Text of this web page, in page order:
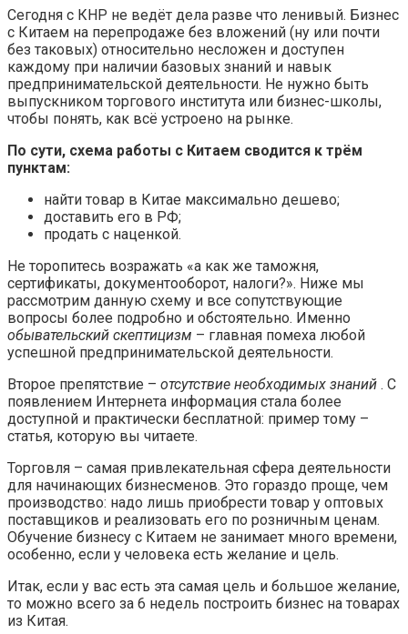
Сегодня с КНР не ведёт дела разве что ленивый. Бизнес
с Китаем на перепродаже без вложений (ну или почти
без таковых) относительно несложен и доступен
каждому при наличии базовых знаний и навык
предпринимательской деятельности. Не нужно быть
выпускником торгового института или бизнес-школы,
чтобы понять, как всё устроено на рынке.
По сути, схема работы с Китаем сводится к трём
пунктам:
найти товар в Китае максимально дешево;
доставить его в РФ;
продать с наценкой.
Не торопитесь возражать «а как же таможня,
сертификаты, документооборот, налоги?». Ниже мы
рассмотрим данную схему и все сопутствующие
вопросы более подробно и обстоятельно. Именно
обывательский скептицизм – главная помеха любой
успешной предпринимательской деятельности.
Второе препятствие – отсутствие необходимых знаний . С
появлением Интернета информация стала более
доступной и практически бесплатной: пример тому –
статья, которую вы читаете.
Торговля – самая привлекательная сфера деятельности
для начинающих бизнесменов. Это гораздо проще, чем
производство: надо лишь приобрести товар у оптовых
поставщиков и реализовать его по розничным ценам.
Обучение бизнесу с Китаем не занимает много времени,
особенно, если у человека есть желание и цель.
Итак, если у вас есть эта самая цель и большое желание,
то можно всего за 6 недель построить бизнес на товарах
из Китая.